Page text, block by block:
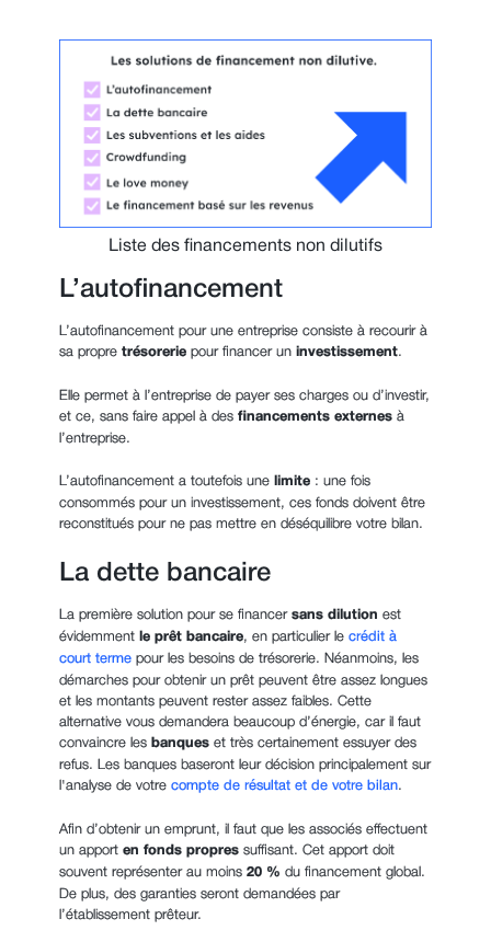
Liste des financements non dilutifs
L’autofinancement
L’autofinancement pour une entreprise consiste à recourir à
sa propre trésorerie pour financer un investissement.
Elle permet à l’entreprise de payer ses charges ou d’investir,
et ce, sans faire appel à des financements externes à
l’entreprise.
L’autofinancement a toutefois une limite : une fois
consommés pour un investissement, ces fonds doivent être
reconstitués pour ne pas mettre en déséquilibre votre bilan.
La dette bancaire
La première solution pour se financer sans dilution est
évidemment
le prêt bancaire, en particulier le crédit à
court terme pour les besoins de trésorerie. Néanmoins, les
démarches pour obtenir un prêt peuvent être assez longues
et les montants peuvent rester assez faibles. Cette
alternative vous demandera beaucoup d’énergie, car il faut
convaincre les banques et très certainement essuyer des
refus. Les banques baseront leur décision principalement sur
l'analyse de votre compte de résultat et de votre bilan.
Afin d’obtenir un emprunt, il faut que les associés effectuent
un apport en fonds propres suffisant. Cet apport doit
souvent représenter au moins 20 % du financement global.
De plus, des garanties seront demandées par
l’établissement prêteur.